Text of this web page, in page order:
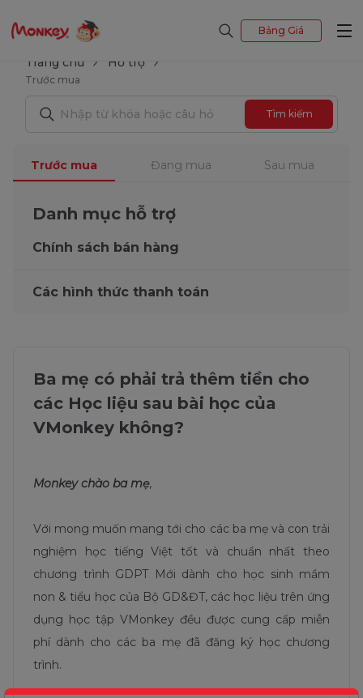
Bảng Giá
Trang chủ Hỗ trợ
Trước mua
Tìm kiếm
Trước mua Đang mua Sau mua
Danh mục hỗ trợ
Chính sách bán hàng
Các hình thức thanh toán
Ba mẹ có phải trả thêm tiền cho
các Học liệu sau bài học của
VMonkey không?
Monkey chào ba mẹ,
Với mong muốn mang tới cho các ba mẹ và con trải
nghiệm học tiếng Việt tốt và chuẩn nhất theo
chương trình GDPT Mới dành cho học sinh mầm
non & tiểu học của Bộ GD&ĐT, các học liệu trên ứng
dụng học tập VMonkey đều được cung cấp miễn
phí dành cho các ba mẹ đã đăng ký học chương
trình.